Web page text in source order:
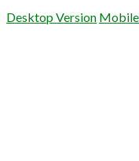
Desktop Version